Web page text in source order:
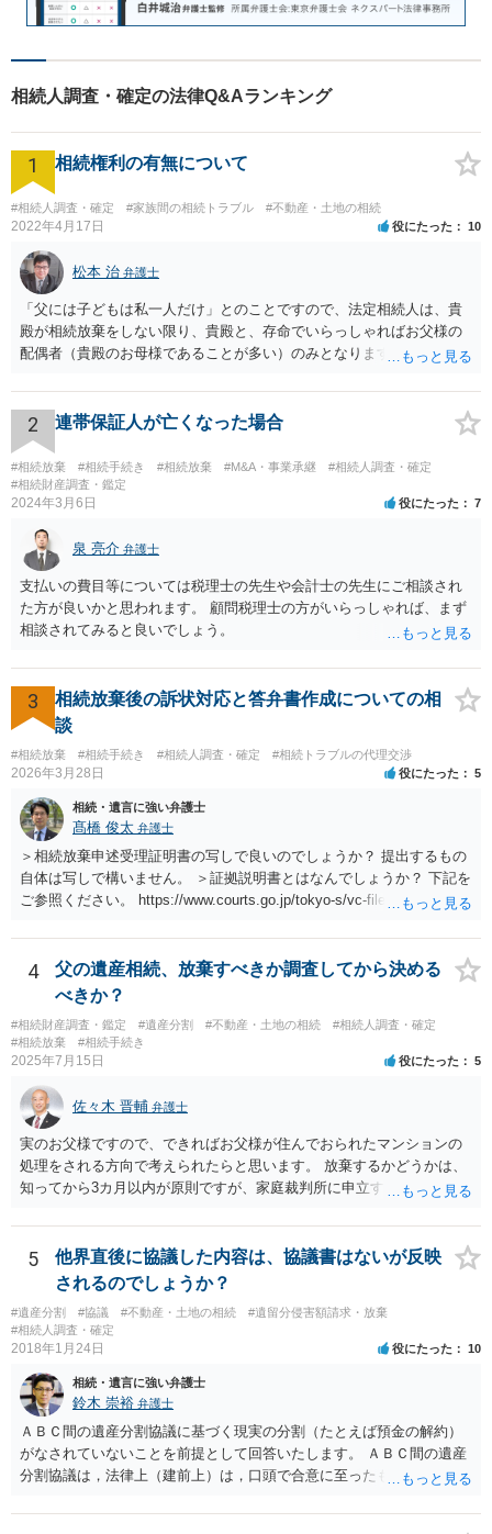
相続人調査・確定の法律Q&Aランキング
1 相続権利の有無について
#相続人調査・確定 #家族間の相続トラブル #不動産・土地の相続
2022年4月17日 役にたった 10
松本 治 弁護士
「父には子どもは私一人だけ」とのことですので、法定相続人は、貴
殿が相続放棄をしない限り、貴殿と、存命でいらっしゃればお父様の
配偶者（貴殿のお母様であることが多い）のみとなります。遺言がな
2 連帯保証人が亡くなった場合
#相続放棄 #相続手続き #相続放棄 #M&A・事業承継
#相続人調査・確定
#相続財産調査・鑑定
2024年3月6日 役にたった 7
泉 亮介 弁護士
支払いの費目等については税理士の先生や会計士の先生にご相談され
た方が良いかと思われます。 顧問税理士の方がいらっしゃれば、まず
相談されてみると良いでしょう。
3
相続放棄後の訴状対応と答弁書作成についての相
談
#相続放棄 #相続手続き #相続人調査・確定 #相続トラブルの代理交渉
2026年3月28日 役にたった 5
相続・遺言に強い弁護士
髙橋 俊太 弁護士
＞相続放棄申述受理証明書の写しで良いのでしょうか？ 提出するもの
自体は写しで構いません。 ＞証拠説明書とはなんでしょうか？ 下記を
ご参照ください。 https://www.courts.go.jp/tokyo-s/vc-files/tokyo-s/file/
4
父の遺産相続、放棄すべきか調査してから決める
べきか？
#相続財産調査・鑑定 #遺産分割 #不動産・土地の相続
#相続人調査・確定
#相続放棄
#相続手続き
2025年7月15日 役にたった 5
佐々木 晋輔 弁護士
実のお父様ですので、できればお父様が住んでおられたマンションの
処理をされる方向で考えられたらと思います。 放棄するかどうかは、
知ってから3カ月以内が原則ですが、家庭裁判所に申立すれば3カ月の
放棄するかどうか決めることができます。 銀行やサラ金が数年も放置
することはありませんので、数年後に借金が発見される可能性はほぼ
ありません。 なお、私が扱った相続放棄を検討していた案件で、期間
伸長して調査したところ、サラ金に対する過払金など相当な財産が見
つかったため相続したという事例がありました。
5
他界直後に協議した内容は、協議書はないが反映
されるのでしょうか？
#遺産分割 #協議 #不動産・土地の相続
#遺留分侵害額請求・放棄
#相続人調査・確定
2018年1月24日 役にたった 10
相続・遺言に強い弁護士
鈴木 崇裕 弁護士
ＡＢＣ間の遺産分割協議に基づく現実の分割（たとえば預金の解約）
がなされていないことを前提として回答いたします。 ＡＢＣ間の遺産
分割協議は，法律上（建前上）は，口頭で合意に至ったものであって
ん。 また，不動産の名義を移転するためには，遺産分割協議書への署